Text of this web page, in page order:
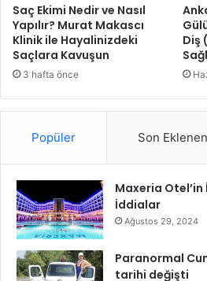
a
ç
ı
y
Saç Ekimi Nedir ve Nasıl
Yapılır? Murat Makascı
Klinik ile Hayalinizdeki
Saçlara Kavuşun
3 hafta önce
Diş
Popüler Son Eklenen
Maxeria
İddialar
Ağustos 29, 2024
Paranormal
tarihi değişti